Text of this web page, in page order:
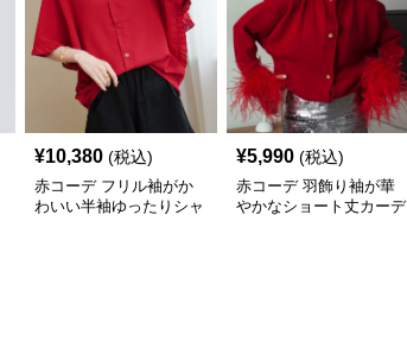
¥10,380 (税込)
赤コーデ フリル袖がか
わいい半袖ゆったりシャ
¥5,990 (税込)
赤コーデ 羽飾り袖が華
やかなショート丈カーデ